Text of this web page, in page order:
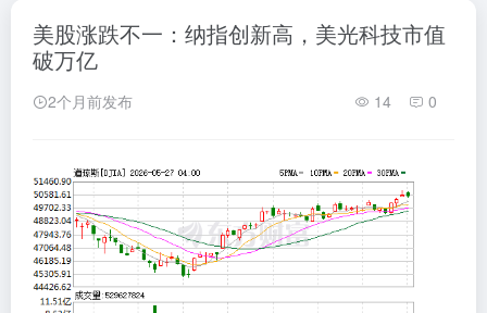
美股涨跌不一：纳指创新高，美光科技市值
破万亿
2个月前发布 14 0